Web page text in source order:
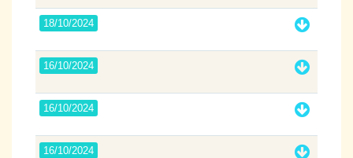
18/10/2024
16/10/2024
16/10/2024
16/10/2024